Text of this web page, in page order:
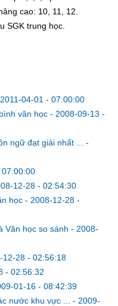
cao: 10, 11, 12.
SGK trung học.
2011-04-01 - 07:00:00
văn học - 2008-09-13 -
ngữ đạt giải nhất ... -
12-28 - 02:54:30
học - 2008-12-28 -
Văn học so sánh - 2008-
12-28 - 02:56:18
- 02:56:32
01-16 - 08:42:39
nước khu vực ... - 2009-